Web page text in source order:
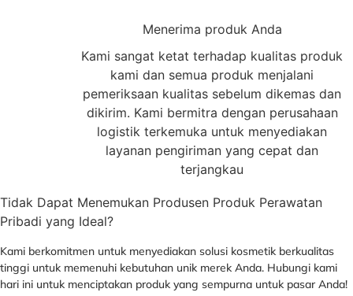
Menerima produk Anda
Kami sangat ketat terhadap kualitas produk
kami dan semua produk menjalani
pemeriksaan kualitas sebelum dikemas dan
dikirim. Kami bermitra dengan perusahaan
logistik terkemuka untuk menyediakan
layanan pengiriman yang cepat dan
terjangkau
Tidak Dapat Menemukan Produsen Produk Perawatan
Pribadi yang Ideal?
Kami berkomitmen untuk menyediakan solusi kosmetik berkualitas
tinggi untuk memenuhi kebutuhan unik merek Anda. Hubungi kami
hari ini untuk menciptakan produk yang sempurna untuk pasar Anda!